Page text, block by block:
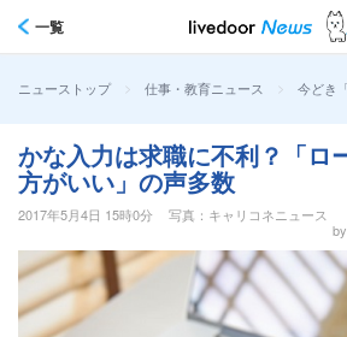
一覧
ニューストップ > 仕事・教育ニュース > 今どき
かな入力は求職に不利？「ロ
方がいい」の声多数
2017年5月4日 15時0分
写真：キャリコネニュース